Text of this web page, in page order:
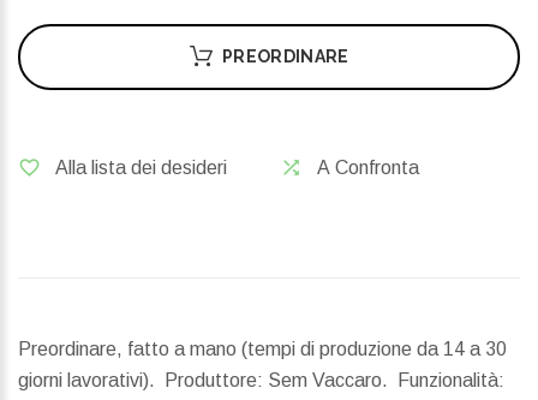
PREORDINARE
Alla lista dei desideri A Confronta
Preordinare, fatto a mano (tempi di produzione da 14 a 30
giorni lavorativi). Produttore: Sem Vaccaro. Funzionalità: